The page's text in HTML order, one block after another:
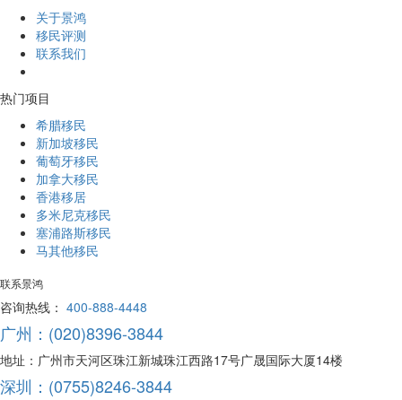
关于景鸿
移民评测
联系我们
热门项目
希腊移民
新加坡移民
葡萄牙移民
加拿大移民
香港移居
多米尼克移民
塞浦路斯移民
马其他移民
联系景鸿
咨询热线： 400-888-4448
广州：(020)8396-3844
地址：广州市天河区珠江新城珠江西路17号广晟国际大厦14楼
深圳：(0755)8246-3844